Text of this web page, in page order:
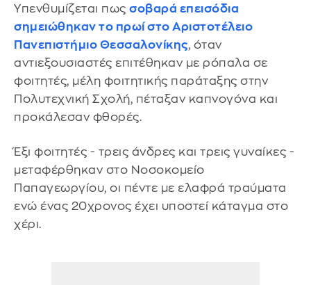
Υπενθυμίζεται πως σοβαρά επεισόδια
σημειώθηκαν το πρωί στο Αριστοτέλειο
Πανεπιστήμιο Θεσσαλονίκης, όταν
αντιεξουσιαστές επιτέθηκαν με ρόπαλα σε
φοιτητές, μέλη φοιτητικής παράταξης στην
Πολυτεχνική Σχολή, πέταξαν καπνογόνα και
προκάλεσαν φθορές.
Έξι φοιτητές - τρεις άνδρες και τρεις γυναίκες -
μεταφέρθηκαν στο Νοσοκομείο
Παπαγεωργίου, οι πέντε με ελαφρά τραύματα
ενώ ένας 20χρονος έχει υποστεί κάταγμα στο
χέρι.